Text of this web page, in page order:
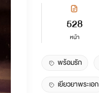
528
หน้า
พร้อมรัก
เยียวยาพระเอก